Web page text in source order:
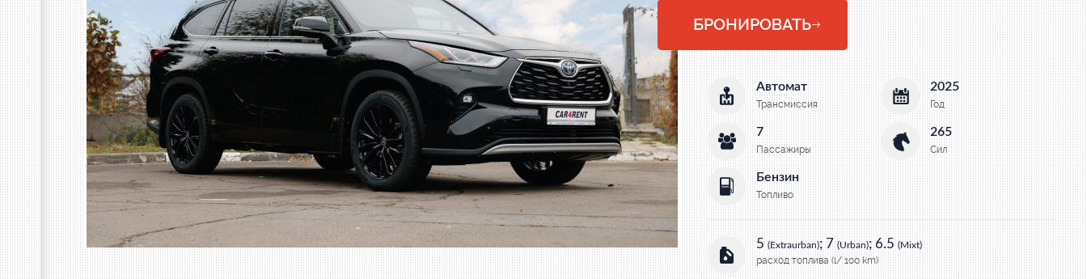
БРОНИРОВАТЬ
Автомат
Трансмиссия
7
Пассажиры
Бензин
Топливо
2025
Год
265
Сил
5(Extraurban); 7(Urban); 6.5(Mixt)
расход топлива (l/ 100 km)